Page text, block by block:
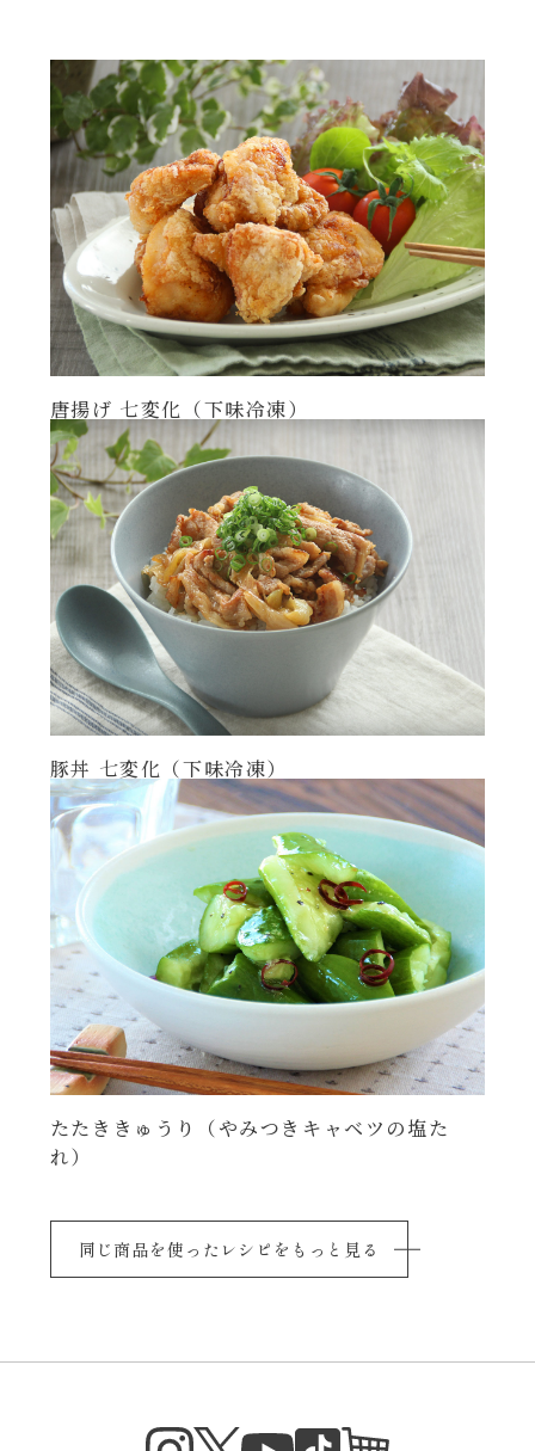
ひなまつり
こどもの日
ハロウィン
運動会
クリスマス
年末年始
その他
ハコネーゼ アラビアータ
ハコネーゼ クリーミーボロネーゼ
唐揚げ 七変化（下味冷凍）
豚丼 七変化（下味冷凍）
たたききゅうり（やみつきキャベツの塩た
れ）
同じ商品を使ったレシピをもっと見る
Instagram
TwitterYouTube
TikTok